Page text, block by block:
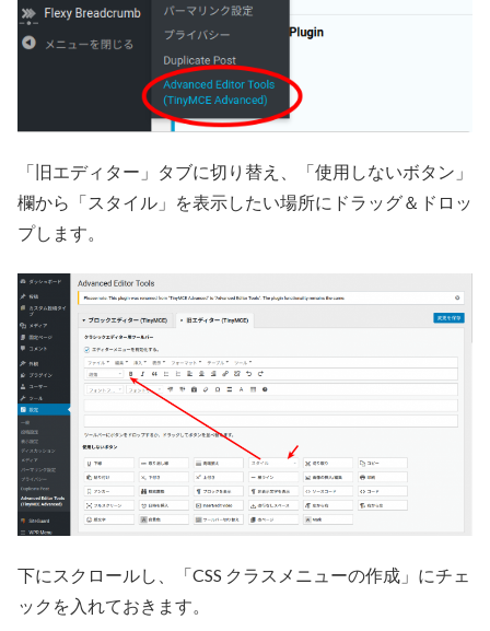
「旧エディター」タブに切り替え、「使用しないボタン」
欄から「スタイル」を表示したい場所にドラッグ＆ドロッ
プします。
下にスクロールし、「CSS クラスメニューの作成」にチェ
ックを入れておきます。